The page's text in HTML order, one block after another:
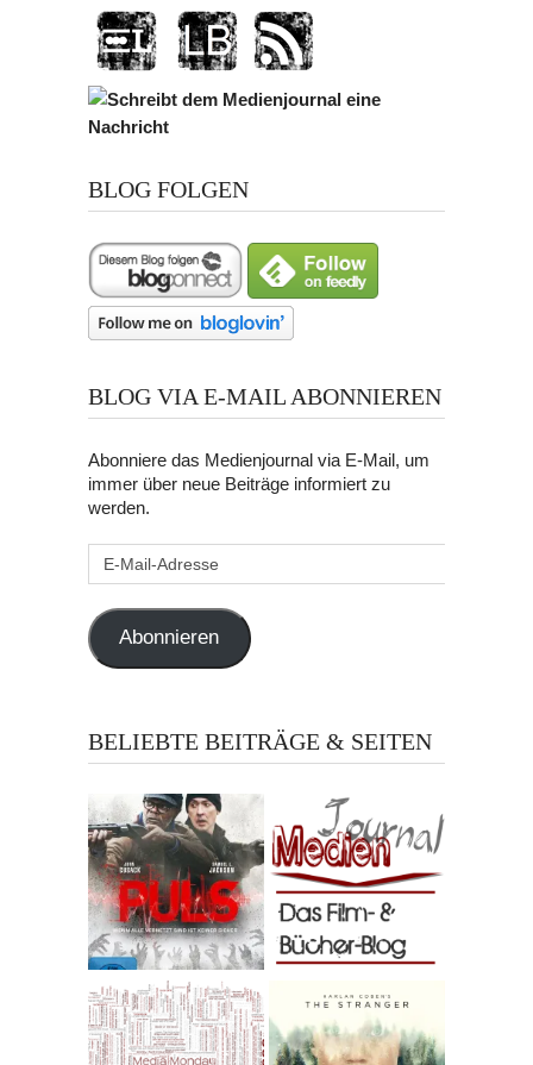
BLOG FOLGEN
BLOG VIA E-MAIL ABONNIEREN
Abonniere das Medienjournal via E-Mail, um
immer über neue Beiträge informiert zu
werden.
Abonnieren
BELIEBTE BEITRÄGE & SEITEN